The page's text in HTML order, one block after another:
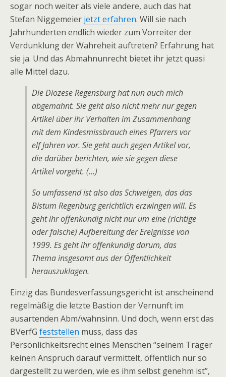
sogar noch weiter als viele andere, auch das hat
Stefan Niggemeier jetzt erfahren. Will sie nach
Jahrhunderten endlich wieder zum Vorreiter der
Verdunklung der Wahreheit auftreten? Erfahrung hat
sie ja. Und das Abmahnunrecht bietet ihr jetzt quasi
alle Mittel dazu.
Die Diözese Regensburg hat nun auch mich
abgemahnt. Sie geht also nicht mehr nur gegen
Artikel über ihr Verhalten im Zusammenhang
mit dem Kindesmissbrauch eines Pfarrers vor
elf Jahren vor. Sie geht auch gegen Artikel vor,
die darüber berichten, wie sie gegen diese
Artikel vorgeht. (…)
So umfassend ist also das Schweigen, das das
Bistum Regenburg gerichtlich erzwingen will. Es
geht ihr offenkundig nicht nur um eine (richtige
oder falsche) Aufbereitung der Ereignisse von
1999. Es geht ihr offenkundig darum, das
Thema insgesamt aus der Öffentlichkeit
herauszuklagen.
Einzig das Bundesverfassungsgericht ist anscheinend
regelmäßig die letzte Bastion der Vernunft im
ausartenden Abm/wahnsinn. Und doch, wenn erst das
BVerfG feststellen muss, dass das
Persönlichkeitsrecht eines Menschen “seinem Träger
keinen Anspruch darauf vermittelt, öffentlich nur so
dargestellt zu werden, wie es ihm selbst genehm ist”,